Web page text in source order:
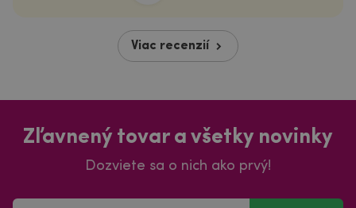
Dozviete sa o nich ako prvý!
ODOBERAŤ